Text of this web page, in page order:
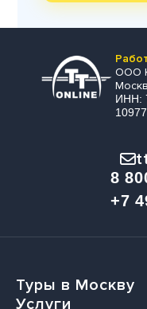
ООО
ИНН:
8
+7
Туры в Москву
Услуги